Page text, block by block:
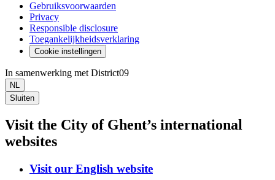
Gebruiksvoorwaarden
Privacy
Responsible disclosure
Toegankelijkheidsverklaring
Cookie instellingen
In samenwerking met District09
NL
Sluiten
Visit the City of Ghent’s international
websites
Visit our English website